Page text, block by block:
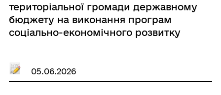
територіальної громади державному
бюджету на виконання програм
соціально-економічного розвитку
05.06.2026